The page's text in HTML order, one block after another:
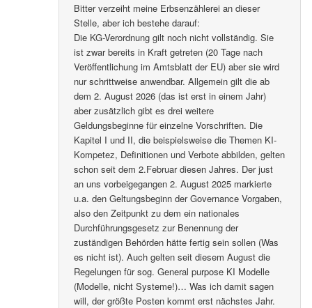
Bitter verzeiht meine Erbsenzählerei an dieser
Stelle, aber ich bestehe darauf:
Die KG-Verordnung gilt noch nicht vollständig. Sie
ist zwar bereits in Kraft getreten (20 Tage nach
Veröffentlichung im Amtsblatt der EU) aber sie wird
nur schrittweise anwendbar. Allgemein gilt die ab
dem 2. August 2026 (das ist erst in einem Jahr)
aber zusätzlich gibt es drei weitere
Geldungsbeginne für einzelne Vorschriften. Die
Kapitel I und II, die beispielsweise die Themen KI-
Kompetez, Definitionen und Verbote abbilden, gelten
schon seit dem 2.Februar diesen Jahres. Der just
an uns vorbeigegangen 2. August 2025 markierte
u.a. den Geltungsbeginn der Governance Vorgaben,
also den Zeitpunkt zu dem ein nationales
Durchführungsgesetz zur Benennung der
zuständigen Behörden hätte fertig sein sollen (Was
es nicht ist). Auch gelten seit diesem August die
Regelungen für sog. General purpose KI Modelle
(Modelle, nicht Systeme!)… Was ich damit sagen
will, der größte Posten kommt erst nächstes Jahr.